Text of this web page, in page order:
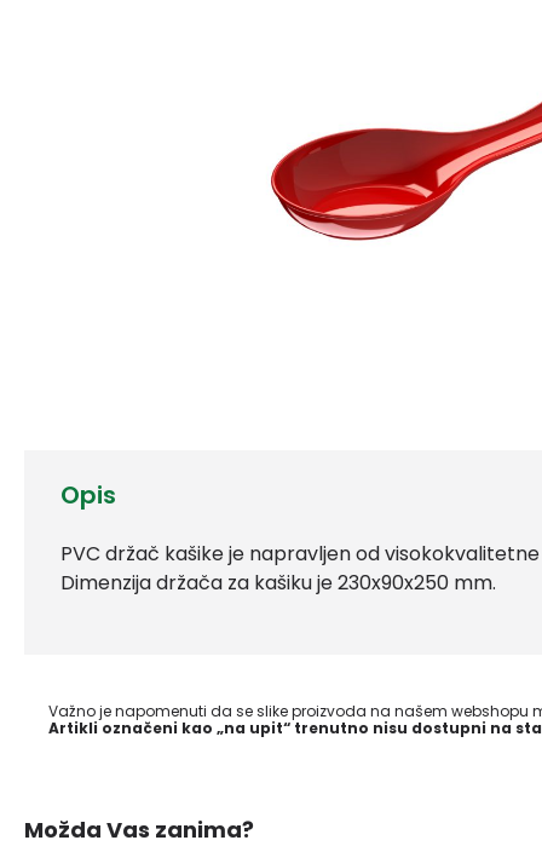
Opis
PVC držač kašike je napravljen od
Dimenzija držača za kašiku je 230x90x250 mm.
Važno je napomenuti da se slike proizvoda na našem webshopu
Artikli označeni kao „na upit“ trenutno nisu dostupni na
Možda Vas zanima?